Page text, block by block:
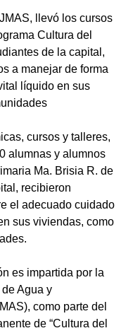
llevó los cursos
Cultura del
de la capital,
a manejar de forma
líquido en sus
cursos y talleres,
alumnas y alumnos
Ma. Brisia R. de
recibieron
el adecuado cuidado
sus viviendas, como
es impartida por la
Agua y
como parte del
de “Cultura del